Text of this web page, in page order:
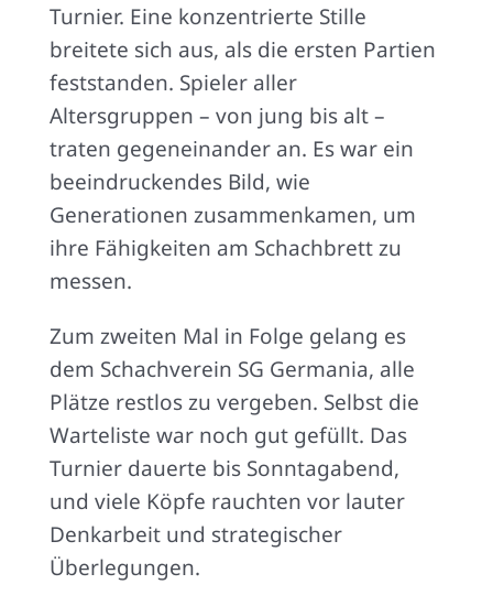
Turnier. Eine konzentrierte Stille
breitete sich aus, als die ersten Partien
feststanden. Spieler aller
Altersgruppen – von jung bis alt –
traten gegeneinander an. Es war ein
beeindruckendes Bild, wie
Generationen zusammenkamen, um
ihre Fähigkeiten am Schachbrett zu
messen.
Zum zweiten Mal in Folge gelang es
dem Schachverein SG Germania, alle
Plätze restlos zu vergeben. Selbst die
Warteliste war noch gut gefüllt. Das
Turnier dauerte bis Sonntagabend,
und viele Köpfe rauchten vor lauter
Denkarbeit und strategischer
Überlegungen.